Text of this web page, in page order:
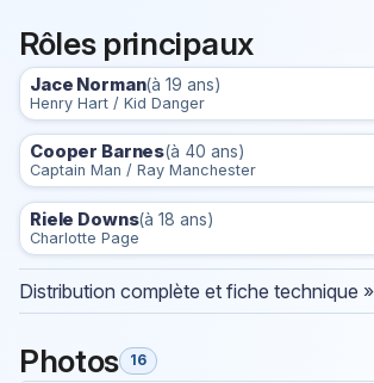
Rôles principaux
Jace Norman(à 19 ans)
Henry Hart / Kid Danger
Cooper Barnes(à 40 ans)
Captain Man / Ray Manchester
Riele Downs(à 18 ans)
Charlotte Page
Distribution complète et fiche technique »
Photos 16